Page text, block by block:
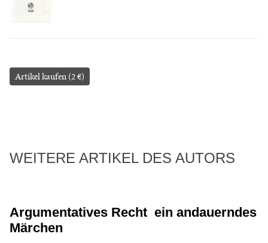
Artikel kaufen (2 €)
WEITERE ARTIKEL DES AUTORS
Argumentatives Recht ­ ein andauerndes
Märchen